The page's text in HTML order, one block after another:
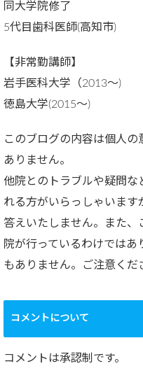
同大学院修了
5代目歯科医師(高知市)
【非常勤講師】
岩手医科大学（2013～)
徳島大学(2015～)
このブログの内容は個人
ありません。
他院とのトラブルや疑問な
れる方がいらっしゃいま
答えいたしません。また、
院が行っているわけでは
もありません。ご注意くだ
コメントについて
コメントは承認制です。